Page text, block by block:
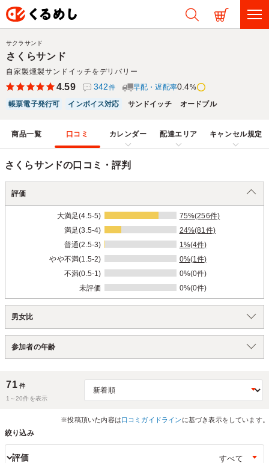
さくらサンド
自家製燻製サンドイッチをデリバリー
サクラサンド
4.59 342件 早配・遅配率0.4%
帳票電子発行可
インボイス対応 サンドイッチ オードブル
商品一覧 口コミ カレンダー 配達エリア キャンセル規定
さくらサンドの口コミ・評判
評価
大満足(4.5-5)
75%(256件)
満足(3.5-4)
24%(81件)
普通(2.5-3)
1%(4件)
やや不満(1.5-2)
0%(1件)
不満(0.5-1)
0%(0件)
未評価
0%(0件)
男女比
参加者の年齢
71 件
1～20件を表示
※投稿頂いた内容は口コミガイドライン に基づき表示をしています。
絞り込み
評価